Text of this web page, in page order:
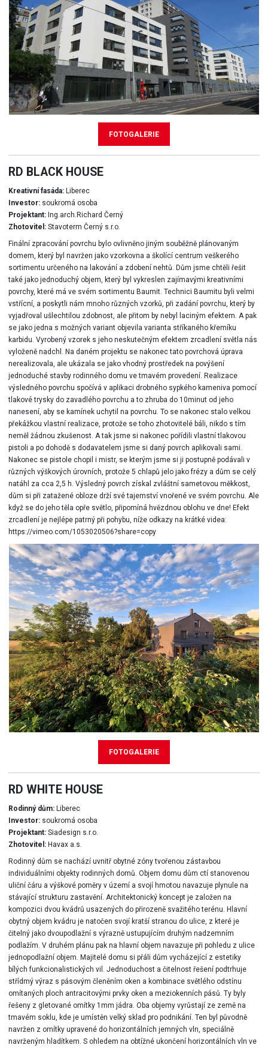
FOTOGALERIE
FOTOGALERIE
RD BLACK HOUSE
Kreativní fasáda:Liberec
Investor:soukromá osoba
Projektant:Ing.arch.Richard Černý
Zhotovitel:Stavoterm Černý s.r.o.
Finální zpracování povrchu bylo ovlivněno jiným souběžně plánovaným
domem, který byl navržen jako vzorkovna a školící centrum veškerého
sortimentu určeného na lakování a zdobení nehtů. Dům jsme chtěli řešit
také jako jednoduchý objem, který byl vykreslen zajímavými kreativními
povrchy, které má ve svém sortimentu Baumit. Technici Baumitu byli velmi
vstřícní, a poskytli nám mnoho různých vzorků, při zadání povrchu, který by
vyjadřoval ušlechtilou zdobnost, ale přitom by nebyl laciným efektem. A pak
se jako jedna s možných variant objevila varianta stříkaného křemíku
karbidu. Vyrobený vzorek s jeho neskutečným efektem zrcadlení světla nás
vyloženě nadchl. Na daném projektu se nakonec tato povrchová úprava
nerealizovala, ale ukázala se jako vhodný prostředek na povýšení
jednoduché stavby rodinného domu ve tmavém provedení. Realizace
výsledného povrchu spočívá v aplikaci drobného sypkého kameniva pomocí
tlakové trysky do zavadlého povrchu a to zhruba do 10minut od jeho
nanesení, aby se kamínek uchytil na povrchu. To se nakonec stalo velkou
překážkou vlastní realizace, protože se toho zhotovitelé báli, nikdo s tím
neměl žádnou zkušenost. A tak jsme si nakonec pořídili vlastní tlakovou
pistoli a po dohodě s dodavatelem jsme si daný povrch aplikovali sami.
Nakonec se pistole chopil i mistr, se kterým jsme si ji postupně podávali v
různých výškových úrovních, protože 5 chlapů jelo jako frézy a dům se celý
natáhl za cca 2,5 h. Výsledný povrch získal zvláštní sametovou měkkost,
dům si při zatažené obloze drží své tajemství vnořené ve svém povrchu. Ale
když se do jeho těla opře světlo, připomíná hvězdnou oblohu ve dne! Efekt
zrcadlení je nejlépe patrný při pohybu, níže odkazy na krátké videa:
https://vimeo.com/1053020506?share=copy
RD WHITE HOUSE
Rodinný dům:Liberec
Investor:soukromá osoba
Projektant:Siadesign s.r.o.
Zhotovitel:Havax a.s.
Rodinný dům se nachází uvnitř obytné zóny tvořenou zástavbou
individuálními objekty rodinných domů. Objem domu dům ctí stanovenou
uliční čáru a výškové poměry v území a svojí hmotou navazuje plynule na
stávající strukturu zastavění. Architektonický koncept je založen na
kompozici dvou kvádrů usazených do přirozeně svažitého terénu. Hlavní
obytný objem kvádru je natočen svojí kratší stranou do ulice, z které je
čitelný jako dvoupodlažní s výrazně ustupujícím druhým nadzemním
podlažím. V druhém plánu pak na hlavní objem navazuje při pohledu z ulice
jednopodlažní objem. Majitelé domu si přáli dům vycházející z estetiky
bílých funkcionalistických vil. Jednoduchost a čitelnost řešení podtrhuje
střídmý výraz s pásovým členěním oken a kombinace světlého odstínu
omítaných ploch antracitovými prvky oken a meziokenních pásů. Ty byly
řešeny z gletované omítky 1mm jádra. Oba objemy vyrůstají ze země na
tmavém soklu, kde je umístěn velký sklad pro podnikání. Ten byl původně
navržen z omítky upravené do horizontálních jemných vln, speciálně
navrženým hladítkem. S ohledem na obtížné ukončení horizontálních vln ve